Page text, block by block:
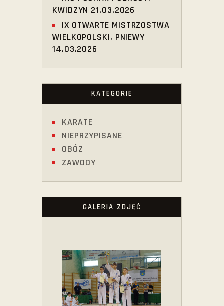
KWIDZYN 21.03.2026
IX OTWARTE MISTRZOSTWA
WIELKOPOLSKI, PNIEWY
14.03.2026
KATEGORIE
KARATE
NIEPRZYPISANE
OBÓZ
ZAWODY
GALERIA ZDJĘĆ